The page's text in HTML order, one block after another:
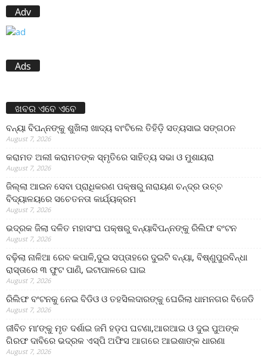
Adv
Ads
ଖବର ଏବେ ଏବେ
ବନ୍ୟା ବିପନ୍ନଙ୍କୁ ଶୁଖିଲା ଖାଦ୍ୟ ବାଂଟିଲେ ତିହିଡି଼ ସତ୍ୟସାଇ ସଙ୍ଗଠନ
August 7, 2026
କରାମତ ଅଲୀ କରାମତଙ୍କ ସ୍ମୃତିରେ ସାହିତ୍ୟ ସଭା ଓ ମୁଶାୟରା
August 7, 2026
ଜିଲ୍ଲା ଆଇନ ସେବା ପ୍ରାଧିକରଣ ପକ୍ଷରୁ ନାରାୟଣ ଚନ୍ଦ୍ର ଉଚ୍ଚ
ବିଦ୍ୟାଳୟରେ ସଚେତନତା କାର୍ଯ୍ୟକ୍ରମ
August 7, 2026
ଭଦ୍ରକ ଜିଲା ଦଳିତ ମହାସଂଘ ପକ୍ଷରୁ ବନ୍ୟାବିପନ୍ନଙ୍କୁ ରିଲିଫ ବଂଟନ
August 7, 2026
ବଢ଼ିଲା ନାଳିଆ ରେବ କପାଳି,ଦୁଇ ସପ୍ତାହରେ ଦୁଇଟି ବନ୍ୟା, ବିଷ୍ଣୁପୁରବିନ୍ଧା
ରାସ୍ତାରେ ୩ ଫୁଟ ପାଣି, ଇଟାପାଳରେ ଘାଇ
August 7, 2026
ରିଲିଫ ବଂଟନକୁ ନେଇ ବିଡିଓ ଓ ତହସିଲଦାରଙ୍କୁ ଘେରିଲା ଧାମନଗର ବିଜେଡି
August 7, 2026
ଜୀବିତ ମା’ଙ୍କୁ ମୃତ ଦର୍ଶାଇ ଜମି ହଡ଼ପ ଘଟଣା,ଆରଆଇ ଓ ଦୁଇ ପୁଅଙ୍କ
ଗିରଫ ଦାବିରେ ଭଦ୍ରକ ଏସ୍‌ପି ଅଫିସ ଆଗରେ ଆଇଶାଙ୍କ ଧାରଣା
August 7, 2026